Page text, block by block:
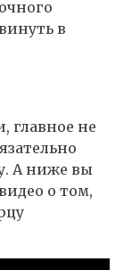
в
главное не
А ниже вы
о том,